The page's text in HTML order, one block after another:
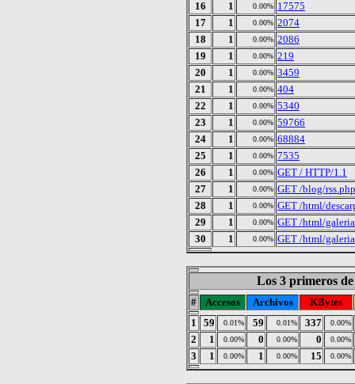
16
1 0.00% 17575
17
1 0.00% 2074
18
1 0.00% 2086
19
1 0.00% 219
20
1 0.00% 3459
21
1 0.00% 404
22
1 0.00% 5340
23
1 0.00% 59766
24
1 0.00% 68884
25
1 0.00% 7535
26
1 0.00% GET / HTTP/1.1
27
1 0.00% GET /blog/
28
1 0.00% GET /html/
29
1 0.00% GET /html/
30
1 0.00% GET /html/
Los 3 primeros
# Accesos Archivos
KBytes
1
59 0.01% 59 0.01% 337 0.00%
2 1 0.00% 0 0.00% 0 0.00%
3 1 0.00% 1 0.00% 15 0.00%